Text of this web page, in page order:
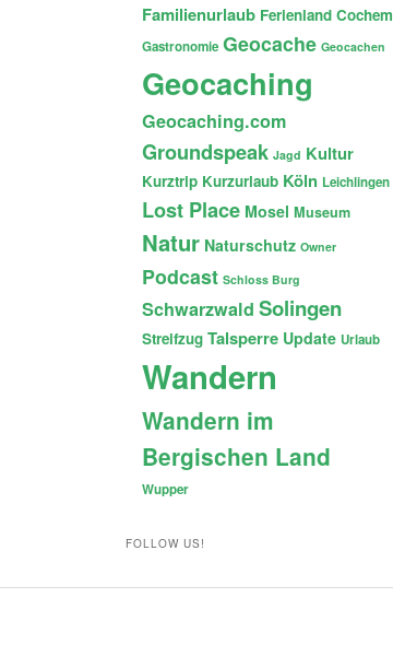
Familienurlaub Ferienland Cochem
Gastronomie Geocache Geocachen
Geocaching
Geocaching.com
Groundspeak Jagd Kultur
Kurztrip Kurzurlaub Köln Leichlingen
Lost Place Mosel Museum
Natur Naturschutz Owner
Podcast Schloss Burg
Schwarzwald Solingen
Streifzug Talsperre Update Urlaub
Wandern
Wandern im
Bergischen Land
Wupper
FOLLOW US!